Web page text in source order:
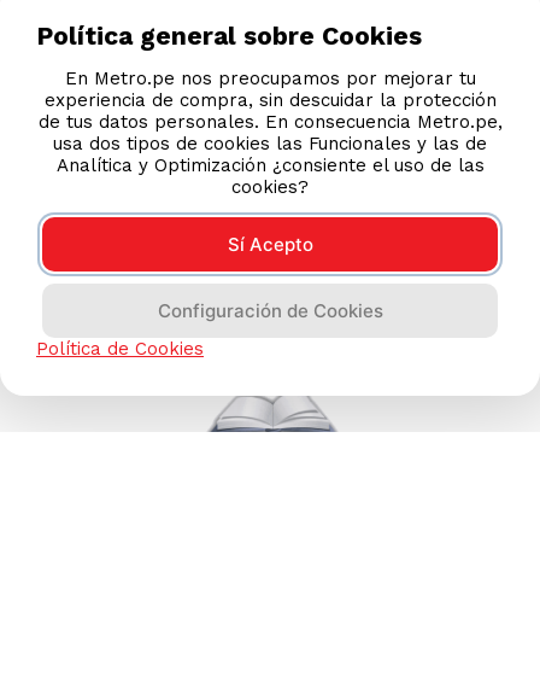
AYUDA CALLCENTER
(511) 613-8888
TIENDAS ONLINE
CONTÁCTANOS
Política general sobre Cookies
En Metro.pe nos preocupamos por mejorar tu
experiencia de compra, sin descuidar la protección
de tus datos personales. En consecuencia Metro.pe,
usa dos tipos de cookies las Funcionales y las de
Analítica y Optimización ¿consiente el uso de las
cookies?
Sí Acepto
Configuración de Cookies
Política de Cookies